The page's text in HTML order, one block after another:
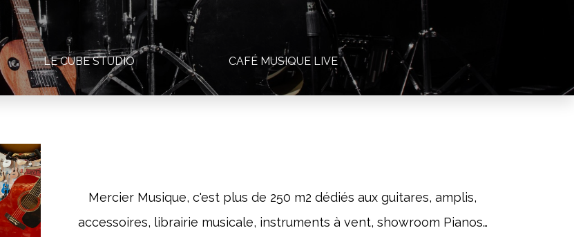
LE CUBE STUDIO CAFÉ MUSIQUE LIVE
Mercier Musique, c'est plus de 250 m2 dédiés aux guitares, amplis,
accessoires, librairie musicale, instruments à vent, showroom Pianos…